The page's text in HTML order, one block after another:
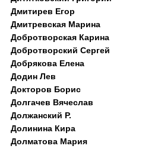
Дмитирев Егор
Дмитревская Марина
Добротворская Карина
Добротворский Сергей
Добрякова Елена
Додин Лев
Докторов Борис
Долгачев Вячеслав
Должанский Р.
Долинина Кира
Долматова Мария